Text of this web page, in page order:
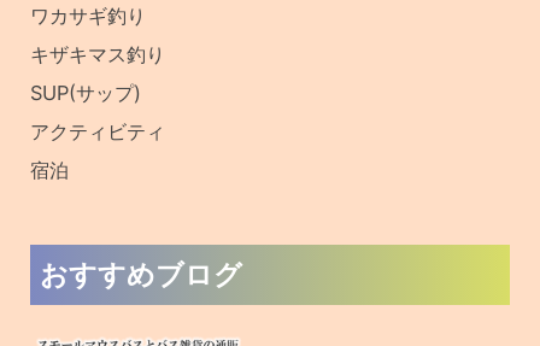
ワカサギ釣り
キザキマス釣り
SUP(サップ)
アクティビティ
宿泊
おすすめブログ